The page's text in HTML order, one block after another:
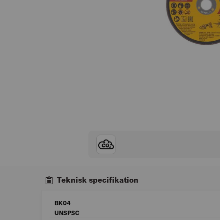
Teknisk specifikation
BK04
UNSPSC